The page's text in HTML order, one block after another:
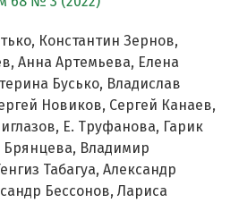
Константин Зернов,
Анна Артемьева, Елена
Бусько, Владислав
Новиков, Сергей Канаев,
Е. Труфанова, Гарик
Владимир
Табагуа, Александр
Бессонов, Лариса